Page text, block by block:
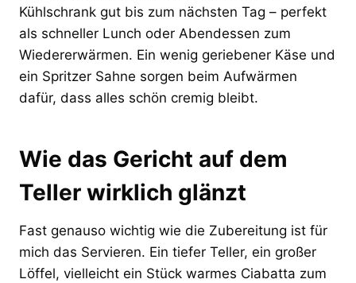
Kühlschrank gut bis zum nächsten Tag – perfekt
als schneller Lunch oder Abendessen zum
Wiedererwärmen. Ein wenig geriebener Käse und
ein Spritzer Sahne sorgen beim Aufwärmen
dafür, dass alles schön cremig bleibt.
Wie das Gericht auf dem
Teller wirklich glänzt
Fast genauso wichtig wie die Zubereitung ist für
mich das Servieren. Ein tiefer Teller, ein großer
Löffel, vielleicht ein Stück warmes Ciabatta zum